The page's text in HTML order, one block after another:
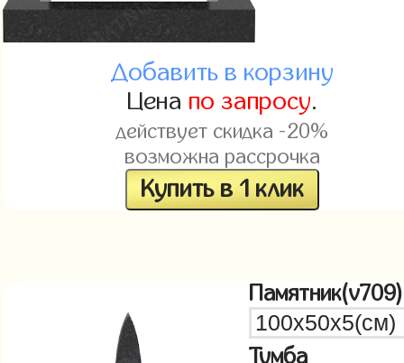
Добавить в корзину
Цена по запросу.
действует скидка -20%
возможна рассрочка
Купить в 1 клик
Памятник(v709)
Тумба